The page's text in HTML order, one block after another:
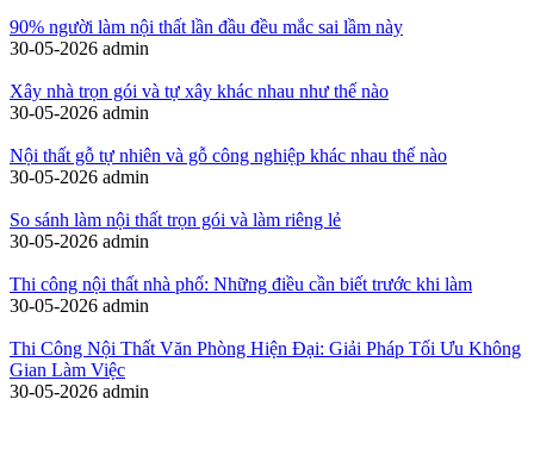
90% người làm nội thất lần đầu đều mắc sai lầm này
30-05-2026 admin
Xây nhà trọn gói và tự xây khác nhau như thế nào
30-05-2026 admin
Nội thất gỗ tự nhiên và gỗ công nghiệp khác nhau thế nào
30-05-2026 admin
So sánh làm nội thất trọn gói và làm riêng lẻ
30-05-2026 admin
Thi công nội thất nhà phố: Những điều cần biết trước khi làm
30-05-2026 admin
Thi Công Nội Thất Văn Phòng Hiện Đại: Giải Pháp Tối Ưu Không
Gian Làm Việc
30-05-2026 admin